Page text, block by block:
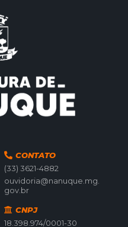
CONTATO
(33) 3621-4882
ouvidoria@nanuque.mg.
gov.br
CNPJ
18.398.974/0001-30